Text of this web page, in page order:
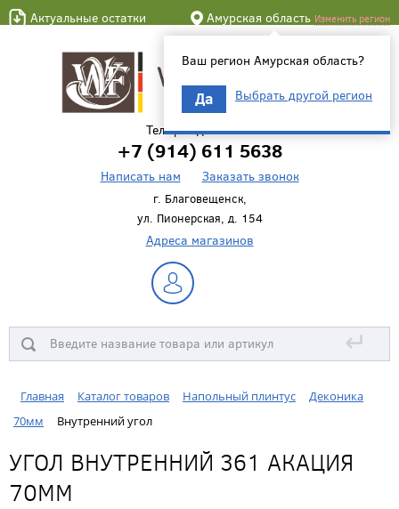
Актуальные остатки Амурская область Изменить регион
Ваш регион Амурская область?
Да Выбрать другой регион
Телефон для связи
+7 (914) 611 5638
Написать нам Заказать звонок
г. Благовещенск,
ул. Пионерская, д. 154
Адреса магазинов
↵
Главная Каталог товаров Напольный плинтус
Деконика
70мм
Внутренний угол
УГОЛ ВНУТРЕННИЙ 361 АКАЦИЯ
70ММ